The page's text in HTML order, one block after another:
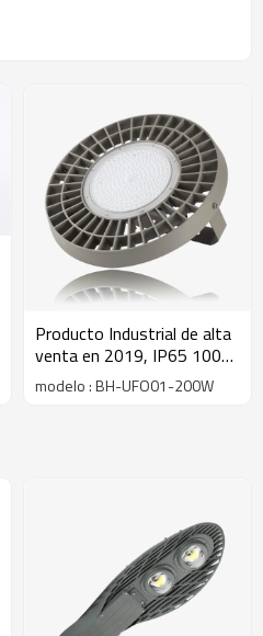
Producto Industrial de alta
venta en 2019, IP65 100W,
150W, 200W, luz LED de
alta bahía,
modelo : BH-UFO01-200W